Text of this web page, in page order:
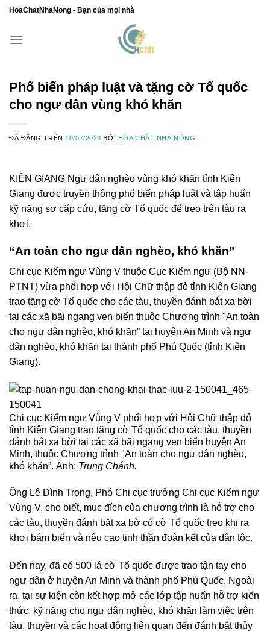
Chuyển
nội
HoaChatNhaNong - Bạn của mọi nhà
Phổ biến pháp luật và tặng cờ Tổ quốc
cho ngư dân vùng khó khăn
ĐÃ ĐĂNG TRÊN 10/07/2023 BỞI HÓA CHẤT NHÀ NÔNG
KIÊN GIANG Ngư dân nghèo vùng khó khăn tỉnh Kiên
Giang được truyền thông phổ biến pháp luật và tập huấn
kỹ năng sơ cấp cứu, tặng cờ Tổ quốc để treo trên tàu ra
khơi.
“An toàn cho ngư dân nghèo, khó khăn”
Chi cục Kiểm ngư Vùng V thuộc Cục Kiểm ngư (Bộ NN-
PTNT) vừa phối hợp với Hội Chữ thập đỏ tỉnh Kiên Giang
trao tặng cờ Tổ quốc cho các tàu, thuyền đánh bắt xa bời
tại các xã bãi ngang ven biển thuộc Chương trình "An toàn
cho ngư dân nghèo, khó khăn” tại huyện An Minh và ngư
dân nghèo, khó khăn tại thành phố Phú Quốc (tỉnh Kiên
Giang).
Chi cục Kiểm ngư Vùng V phối hợp với Hội Chữ thập đỏ
tỉnh Kiên Giang trao tặng cờ Tổ quốc cho các tàu, thuyền
đánh bắt xa bời tại các xã bãi ngang ven biển huyện An
Minh, thuộc Chương trình "An toàn cho ngư dân nghèo,
khó khăn”. Ảnh: Trung Chánh.
Ông Lê Đình Trọng, Phó Chi cục trưởng Chi cục Kiểm ngư
Vùng V, cho biết, mục đích của chương trình là hỗ trợ cho
các tàu, thuyền đánh bắt xa bờ có cờ Tổ quốc treo khi ra
khơi bám biển và nêu cao tinh thần đoàn kết của dân tộc.
Đến nay, đã có 500 lá cờ Tổ quốc được trao tận tay cho
ngư dân ở huyện An Minh và thành phố Phú Quốc. Ngoài
ra, tại sự kiện còn kết hợp mở các lớp tập huấn hỗ trợ kiến
thức, kỹ năng cho ngư dân nghèo, khó khăn làm việc trên
tàu, thuyền và các hoạt động liên quan đến đánh bắt thủy